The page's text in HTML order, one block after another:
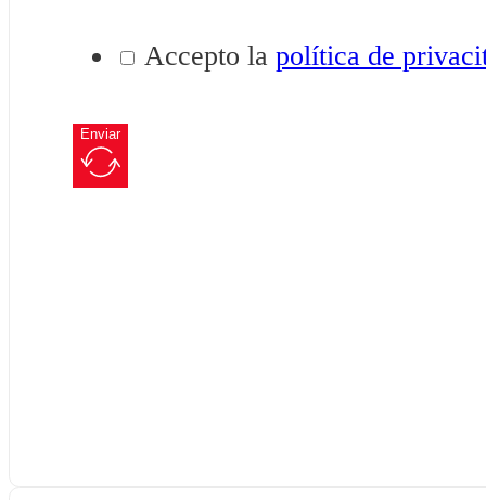
Accepto la política de
Enviar